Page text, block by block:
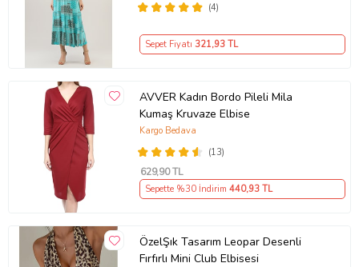
(4)
Sepet Fiyatı 321,93 TL
AVVER Kadın Bordo Pileli Mila
Kumaş Kruvaze Elbise
(13)
Kargo Bedava
629,90 TL
Sepette %30 İndirim 440,93 TL
ÖzelŞık Tasarım Leopar Desenli
Fırfırlı Mini Club Elbisesi